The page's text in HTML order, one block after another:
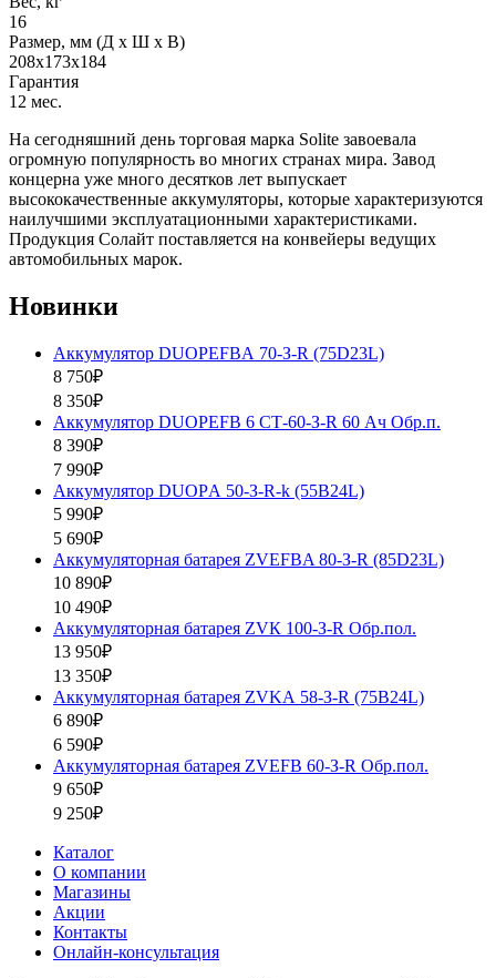
16
Размер, мм (Д x Ш x В)
208x173x184
Гарантия
12 мес.
На сегодняшний день торговая марка Solite завоевала
огромную популярность во многих странах мира. Завод
концерна уже много десятков лет выпускает
высококачественные аккумуляторы, которые характеризуются
наилучшими эксплуатационными характеристиками.
Продукция Солайт поставляется на конвейеры ведущих
автомобильных марок.
Новинки
Аккумулятор DUOPEFBА 70-З-R (75D23L)
8 750₽
8 350₽
Аккумулятор DUOPEFB 6 СТ-60-З-R 60 Ач Обр.п.
8 390₽
7 990₽
Аккумулятор DUOPА 50-З-R-k (55B24L)
5 990₽
5 690₽
Аккумуляторная батарея ZVEFBA 80-З-R (85D23L)
10 890₽
10 490₽
Аккумуляторная батарея ZVК 100-З-R Обр.пол.
13 950₽
13 350₽
Аккумуляторная батарея ZVKА 58-З-R (75B24L)
6 890₽
6 590₽
Аккумуляторная батарея ZVEFB 60-З-R Обр.пол.
9 650₽
9 250₽
Каталог
О компании
Магазины
Акции
Контакты
Онлайн-консультация